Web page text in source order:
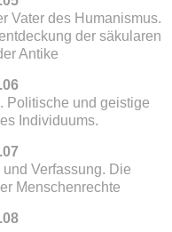
Vater des Humanismus.
der säkularen
Antike
Politische und geistige
Individuums.
und Verfassung. Die
Menschenrechte